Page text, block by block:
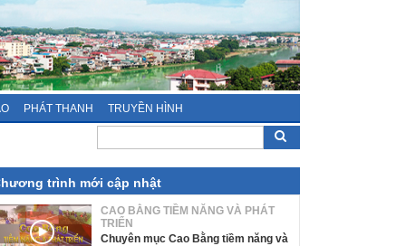
PHÁT THANH TRUYỀN HÌNH
trình mới cập nhật
CAO BẰNG TIỀM NĂNG VÀ PHÁT
TRIỂN
Chuyên mục Cao Bằng tiềm năng và